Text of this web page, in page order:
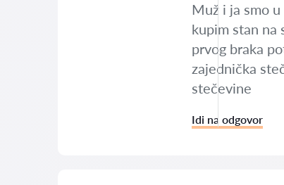
Muž i ja smo
kupim stan na
prvog braka
zajednička
stečevine
Idi na odgovor